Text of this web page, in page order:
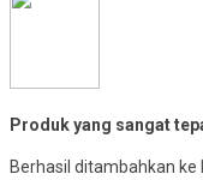
Produk yang sangat
Berhasil ditambahkan ke